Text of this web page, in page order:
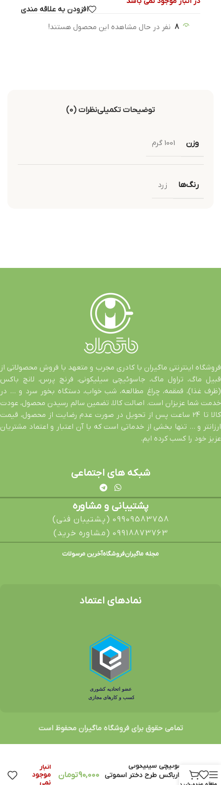
افزودن به علاقه مندی
8 نفر در حال مشاهده این محصول هستند!
توضیحات تکمیلینظرات (0)
وزن 1001 گرم
رنگ‌ها زرد
فروشگاه اینترنتی ماگیران با کادری مجرب و متعهد با فروش محصولاتی از
قبیل ماگ، تراول ماگ، جاسوئیچی سیلیکونی، فرنچ پرس، لانچ باکس
(ظرف غذا)، قمقمه، چراغ مطالعه، شب خواب، دستگاه بخور سرد و … در
خدمت شما عزیزان است. اصالت کالا، تضمین سالم رسیدن محصول، عودت
کالا تا 24 ساعت پس از تحویل در صورت عدم رضایت از محصول، قیمت
ارزانتر و … تنها بخشی از خدماتی است که با آن اعتبار و اعتماد مشتریان
عزیز خود را کسب کرده ایم.
شبکه های اجتماعی
پشتیبانی و مشاوره
09909583758 (پشتیبان فنی)
09918873763 (مشاوره خرید)
مجله ماگیرانفروشگاهآخرین مرسولات
نمادهای اعتماد
تمامی حقوق برای فروشگاه ماگیران محفوظ است
جاسوئیچی سیلیکونی
استارباکس طرح دختر اسموتی
90,000تومان
انبار
موجود
نمی